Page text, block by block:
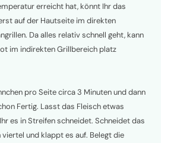
erreicht hat, könnt Ihr das
auf der Hautseite im direkten
Da alles relativ schnell geht, kann
im indirekten Grillbereich platz
pro Seite circa 3 Minuten und dann
Fertig. Lasst das Fleisch etwas
es in Streifen schneidet. Schneidet das
und klappt es auf. Belegt die